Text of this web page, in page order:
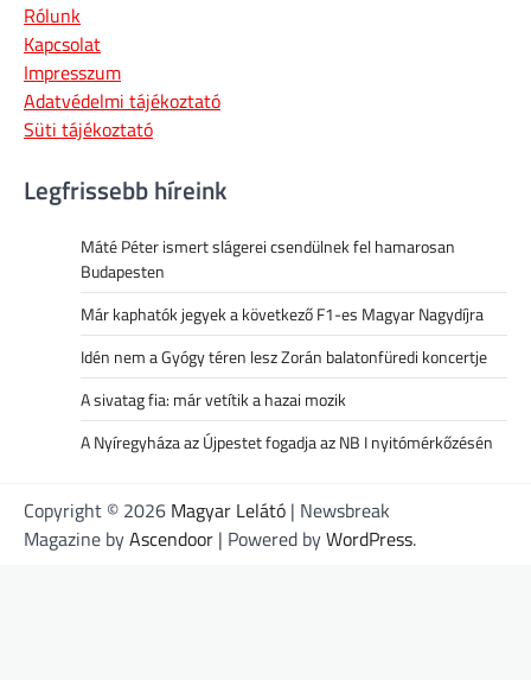
Rólunk
Kapcsolat
Impresszum
Adatvédelmi tájékoztató
Süti tájékoztató
Legfrissebb híreink
Máté Péter ismert slágerei csendülnek fel hamarosan
Budapesten
Már kaphatók jegyek a következő F1-es Magyar Nagydíjra
Idén nem a Gyógy téren lesz Zorán balatonfüredi koncertje
A sivatag fia: már vetítik a hazai mozik
A Nyíregyháza az Újpestet fogadja az NB I nyitómérkőzésén
Copyright © 2026 Magyar Lelátó | Newsbreak
Magazine byAscendoor | Powered byWordPress.